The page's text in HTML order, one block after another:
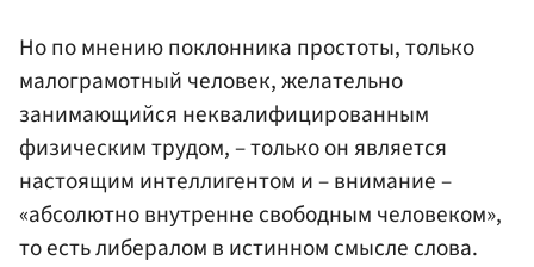
Но по мнению поклонника простоты, только
малограмотный человек, желательно
занимающийся неквалифицированным
физическим трудом, – только он является
настоящим интеллигентом и – внимание –
«абсолютно внутренне свободным человеком»,
то есть либералом в истинном смысле слова.